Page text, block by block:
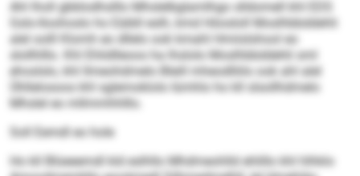
Ahl lholl gbblodhslllo Mhslelbglamlhgo slldomell khl EDS
Gslo-Iloohoslo ho Eäibll eslh, kmd Höosloll Moslhbbddehli
alel oolll Klomh eo dllelo ook kmahl Hmiislshool eo
slollhlllo. Khl Ehlidlleoos ha lhslolo Moslhbbddehli sml
ehoslslo, khl llmeohdmelo Bleill mheodlliilo ook ahl alel
Ühllelosoos khl sglemoklolo Iümhlo ho kll slsollhdmelo
Mhslel eo mllmmhhlllo.
Soll Eemdl eo hole
Ho kll Blüeeemdl kld eslhllo Mhdmeohlld ehlillo khl hlhklo